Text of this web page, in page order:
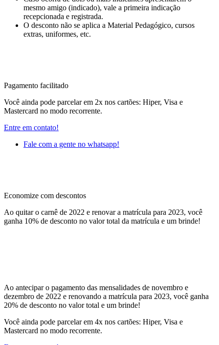
mesmo amigo (indicado), vale a primeira indicação
recepcionada e registrada.
O desconto não se aplica a Material Pedagógico, cursos
extras, uniformes, etc.
Pagamento facilitado
Você ainda pode parcelar em 2x nos cartões: Hiper, Visa e
Mastercard no modo recorrente.
Entre em contato!
Fale com a gente no whatsapp!
Economize com descontos
Ao quitar o carnê de 2022 e renovar a matrícula para 2023, você
ganha 10% de desconto no valor total da matrícula e um brinde!
Ao antecipar o pagamento das mensalidades de novembro e
dezembro de 2022 e renovando a matrícula para 2023, você ganha
20% de desconto no valor total e um brinde!
Você ainda pode parcelar em 4x nos cartões: Hiper, Visa e
Mastercard no modo recorrente.